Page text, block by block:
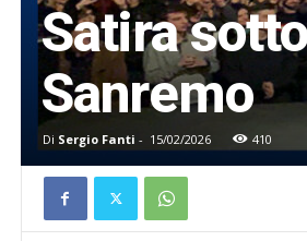
Satira
Sanremo
Di Sergio Fanti - 15/02/2026 410